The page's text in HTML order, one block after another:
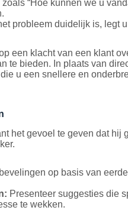
“Hoe kunnen we u
probleem duidelijk is, legt
een klacht van een klant
te bieden. In plaats van
u een snellere en
het gevoel te geven dat hij
op basis van
Presenteer suggesties die
te wekken.